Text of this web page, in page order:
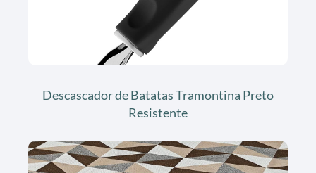
Descascador de Batatas Tramontina Preto
Resistente